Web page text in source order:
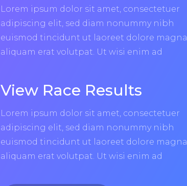
Lorem ipsum dolor sit amet, consectetuer
adipiscing elit, sed diam nonummy nibh
euismod tincidunt ut laoreet dolore magna
aliquam erat volutpat. Ut wisi enim ad
View Race Results
Lorem ipsum dolor sit amet, consectetuer
adipiscing elit, sed diam nonummy nibh
euismod tincidunt ut laoreet dolore magna
aliquam erat volutpat. Ut wisi enim ad